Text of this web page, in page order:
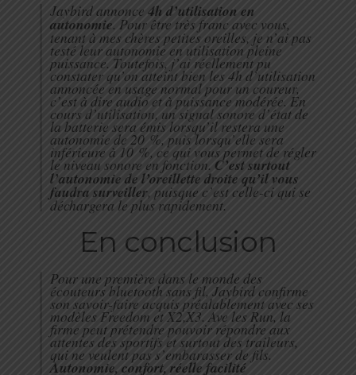
Jaybird annonce 4h d’utilisation en
autonomie. Pour être très franc avec vous,
tenant à mes chères petites oreilles, je n’ai pas
testé leur autonomie en utilisation pleine
puissance. Toutefois, j’ai réellement pu
constater qu’on atteint bien les 4h d’utilisation
annoncée en usage normal pour un coureur,
c’est à dire audio et à puissance modérée. En
cours d’utilisation, un signal sonore d’état de
la batterie sera émis lorsqu’il restera une
autonomie de 20 %, puis lorsqu’elle sera
inférieure à 10 %, ce qui vous permet de régler
le niveau sonore en fonction. C’est surtout
l’autonomie de l’oreillette droite qu’il vous
faudra surveiller, puisque c’est celle-ci qui se
déchargera le plus rapidement.
En conclusion
Pour une première dans le monde des
écouteurs bluetooth sans fil, Jaybird confirme
son savoir-faire acquis préalablement avec ses
modèles Freedom et X2,X3. Ave les Run, la
firme peut prétendre pouvoir répondre aux
attentes des sportifs et surtout des traileurs,
qui ne veulent pas s’embarasser de fils.
Autonomie, confort, réelle facilité